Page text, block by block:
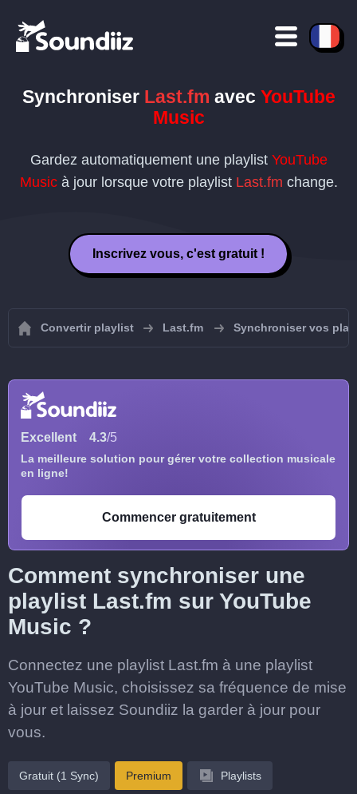
Synchroniser Last.fm avec YouTube
Music
Gardez automatiquement une playlist YouTube
Musicà jour lorsque votre playlist Last.fm change.
Inscrivez vous, c'est gratuit !
Convertir playlist Last.fm Synchroniser vos
Excellent 4.3/5
La meilleure solution pour gérer votre collection musicale
en ligne!
Commencer gratuitement
Comment synchroniser une
playlist Last.fm sur YouTube
Music ?
Connectez une playlist Last.fm à une playlist
YouTube Music, choisissez sa fréquence de mise
à jour et laissez Soundiiz la garder à jour pour
vous.
Gratuit (1 Sync) Premium Playlists